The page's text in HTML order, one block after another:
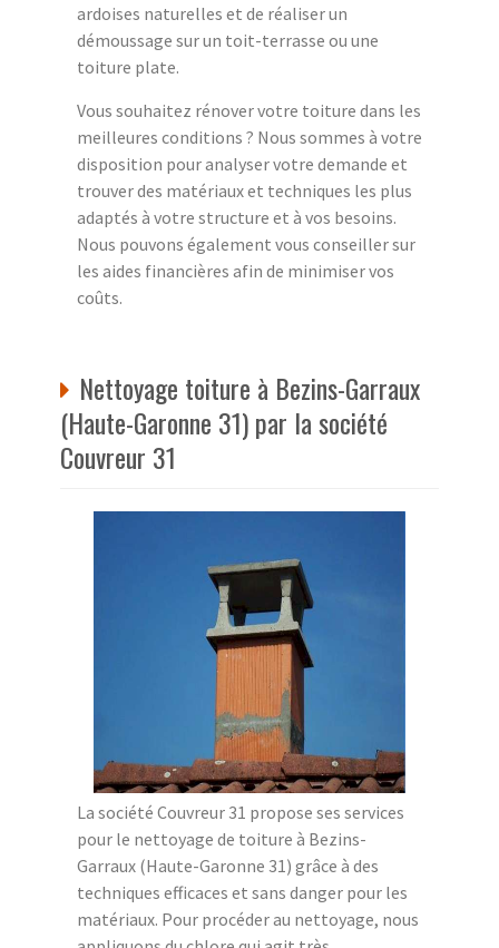
ardoises naturelles et de réaliser un
démoussage sur un toit-terrasse ou une
toiture plate.
Vous souhaitez rénover votre toiture dans les
meilleures conditions ? Nous sommes à votre
disposition pour analyser votre demande et
trouver des matériaux et techniques les plus
adaptés à votre structure et à vos besoins.
Nous pouvons également vous conseiller sur
les aides financières afin de minimiser vos
coûts.
Nettoyage toiture à Bezins-Garraux
(Haute-Garonne 31) par la société
Couvreur 31
La société Couvreur 31 propose ses services
pour le nettoyage de toiture à Bezins-
Garraux (Haute-Garonne 31) grâce à des
techniques efficaces et sans danger pour les
matériaux. Pour procéder au nettoyage, nous